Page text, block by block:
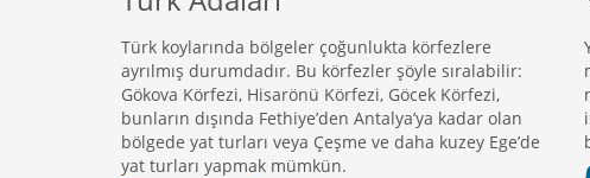
Türk koylarında bölgeler çoğunlukta körfezlere
ayrılmış durumdadır. Bu körfezler şöyle sıralabilir:
Gökova Körfezi, Hisarönü Körfezi, Göcek Körfezi,
bunların dışında Fethiye’den Antalya’ya kadar olan
bölgede yat turları veya Çeşme ve daha kuzey Ege’de
yat turları yapmak mümkün.